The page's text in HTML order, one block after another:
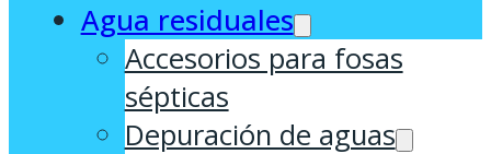
Agua residuales
Accesorios para fosas
sépticas
Depuración de aguas